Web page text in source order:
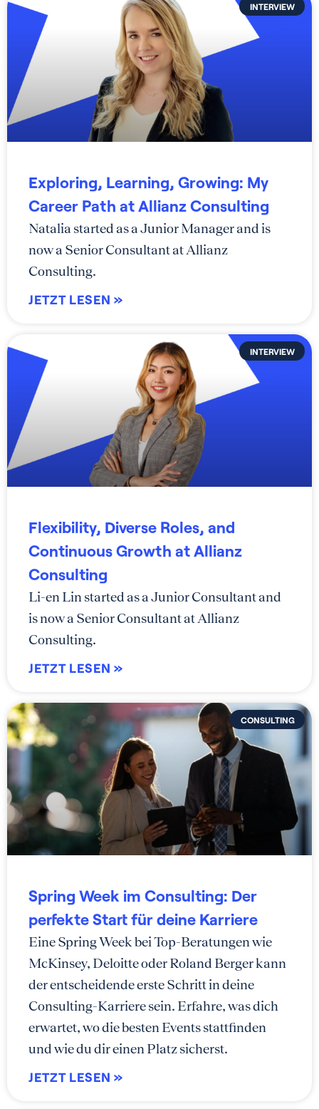
INTERVIEW
Exploring, Learning, Growing: My
Career Path at Allianz Consulting
Natalia started as a Junior Manager and is
now a Senior Consultant at Allianz
Consulting.
JETZT LESEN »
INTERVIEW
Flexibility, Diverse Roles, and
Continuous Growth at Allianz
Consulting
Li-en Lin started as a Junior Consultant and
is now a Senior Consultant at Allianz
Consulting.
JETZT LESEN »
CONSULTING
Spring Week im Consulting: Der
perfekte Start für deine Karriere
Eine Spring Week bei Top-Beratungen wie
McKinsey, Deloitte oder Roland Berger kann
der entscheidende erste Schritt in deine
Consulting-Karriere sein. Erfahre, was dich
erwartet, wo die besten Events stattfinden
und wie du dir einen Platz sicherst.
JETZT LESEN »